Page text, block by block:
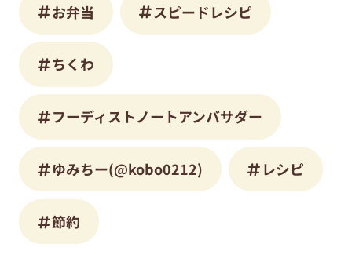
お弁当 スピードレシピ
ちくわ
フーディストノートアンバサダー
ゆみちー(@kobo0212) レシピ
節約